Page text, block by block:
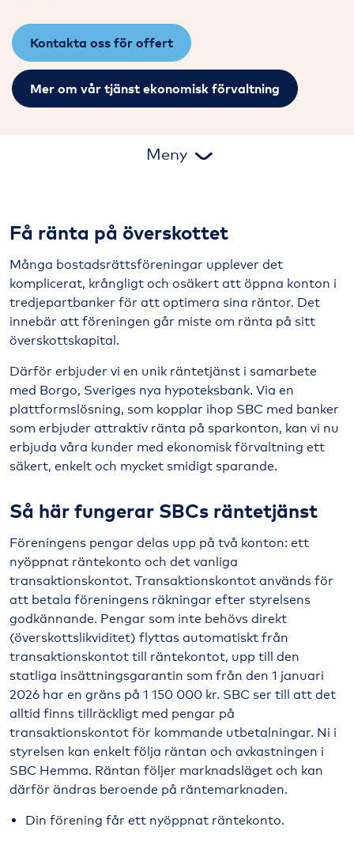
Kontakta oss för offert
Mer om vår tjänst ekonomisk förvaltning
Meny
Flerårsbudget
K3 för brf
Köhantering
SBC Låneupphandling
Få ränta på överskottet
Många bostadsrättsföreningar upplever det
komplicerat, krångligt och osäkert att öppna konton i
tredjepartbanker för att optimera sina räntor. Det
innebär att föreningen går miste om ränta på sitt
överskottskapital.
Därför erbjuder vi en unik räntetjänst i samarbete
med Borgo, Sveriges nya hypoteksbank. Via en
plattformslösning, som kopplar ihop SBC med banker
som erbjuder attraktiv ränta på sparkonton, kan vi nu
erbjuda våra kunder med ekonomisk förvaltning ett
säkert, enkelt och mycket smidigt sparande.
Så här fungerar SBCs räntetjänst
Föreningens pengar delas upp på två konton: ett
nyöppnat räntekonto och det vanliga
transaktionskontot. Transaktionskontot används för
att betala föreningens räkningar efter styrelsens
godkännande. Pengar som inte behövs direkt
(överskottslikviditet) flyttas automatiskt från
transaktionskontot till räntekontot, upp till den
statliga insättningsgarantin som från den 1 januari
2026 har en gräns på 1 150 000 kr. SBC ser till att det
alltid finns tillräckligt med pengar på
transaktionskontot för kommande utbetalningar. Ni i
styrelsen kan enkelt följa räntan och avkastningen i
SBC Hemma. Räntan följer marknadsläget och kan
därför ändras beroende på räntemarknaden.
Din förening får ett nyöppnat räntekonto.